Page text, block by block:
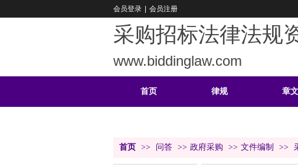
采购招标法律法规
www.biddinglaw.com
会员登录 会员注册
首页 律规 章文
首页 >> 问答 >> 政府采购 >> 文件编制 >>